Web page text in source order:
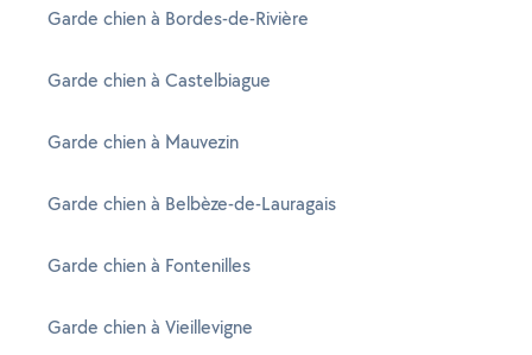
Garde chien à Bordes-de-Rivière
Garde chien à Castelbiague
Garde chien à Mauvezin
Garde chien à Belbèze-de-Lauragais
Garde chien à Fontenilles
Garde chien à Vieillevigne